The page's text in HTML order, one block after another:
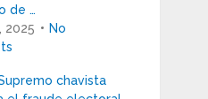
de …
2025
No
chavista